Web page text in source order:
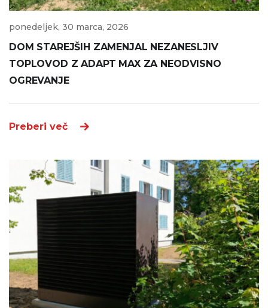
ponedeljek, 30 marca, 2026
DOM STAREJŠIH ZAMENJAL NEZANESLJIV
TOPLOVOD Z ADAPT MAX ZA NEODVISNO
OGREVANJE
Preberi več